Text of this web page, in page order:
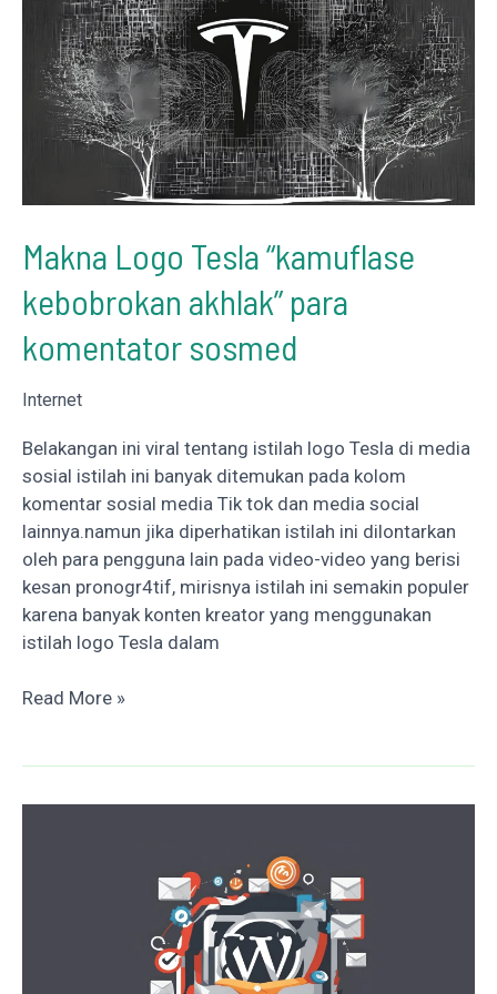
Makna Logo Tesla “kamuflase
kebobrokan akhlak” para
komentator sosmed
Internet
Belakangan ini viral tentang istilah logo Tesla di media
sosial istilah ini banyak ditemukan pada kolom
komentar sosial media Tik tok dan media social
lainnya.namun jika diperhatikan istilah ini dilontarkan
oleh para pengguna lain pada video-video yang berisi
kesan pronogr4tif, mirisnya istilah ini semakin populer
karena banyak konten kreator yang menggunakan
istilah logo Tesla dalam
Makna
kebobrokan
komentator sosmed
Read More »